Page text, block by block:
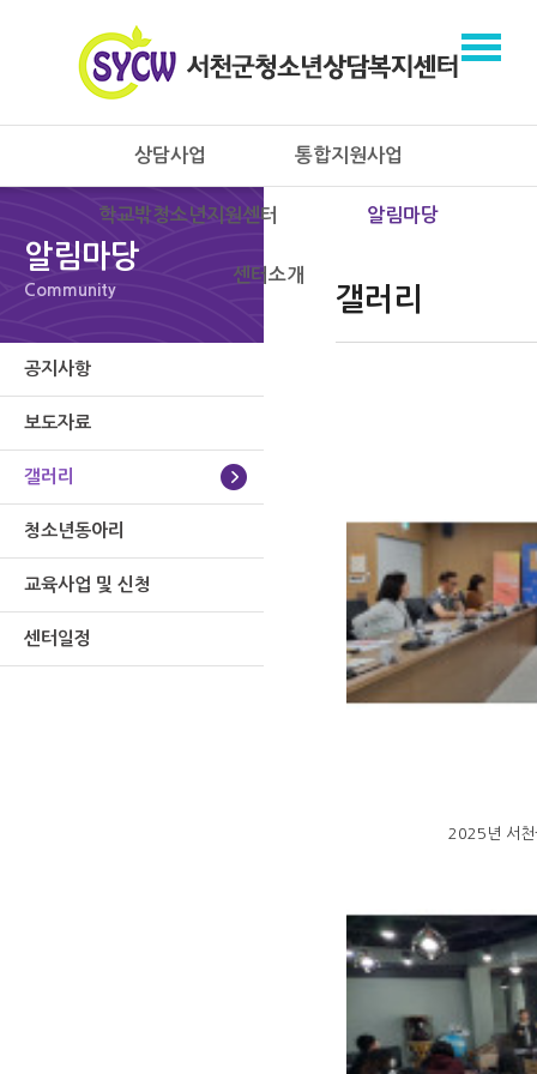
상담사업 통합지원사업
학교밖청소년지원센터 알림마당
센터소개
알림마당
Community
공지사항
보도자료
갤러리
청소년동아리
교육사업 및 신청
센터일정
갤러리
2025년 서천